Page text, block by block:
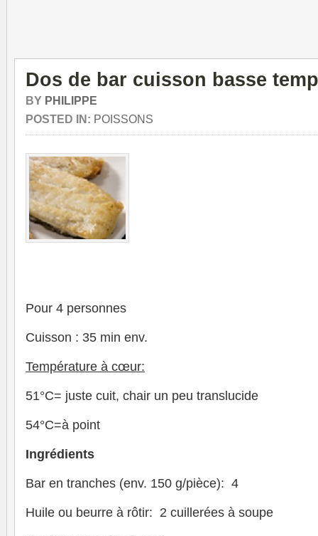
Dos de bar cuisson basse
BY PHILIPPE
POSTED IN: POISSONS
Pour 4 personnes
Cuisson : 35 min env.
Température à cœur:
51°C= juste cuit, chair un peu translucide
54°C=à point
Ingrédients
Bar en tranches (env. 150 g/pièce): 4
Huile ou beurre à rôtir: 2 cuillerées à soupe